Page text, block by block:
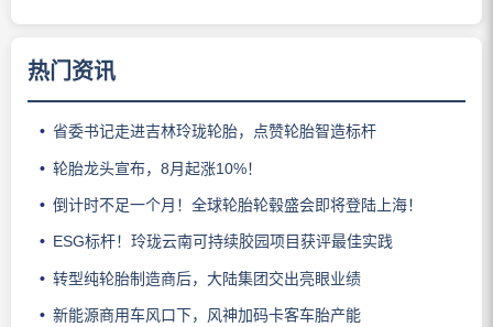
热门资讯
省委书记走进吉林玲珑轮胎，点赞轮胎智造标杆
轮胎龙头宣布，8月起涨10%！
倒计时不足一个月！全球轮胎轮毂盛会即将登陆上海！
ESG标杆！玲珑云南可持续胶园项目获评最佳实践
转型纯轮胎制造商后，大陆集团交出亮眼业绩
新能源商用车风口下，风神加码卡客车胎产能